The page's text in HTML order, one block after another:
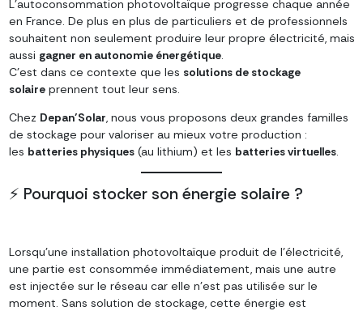
L’autoconsommation photovoltaïque progresse chaque année
en France. De plus en plus de particuliers et de professionnels
souhaitent non seulement produire leur propre électricité, mais
aussi gagner en autonomie énergétique.
C’est dans ce contexte que les solutions de stockage
solaireprennent tout leur sens.
Chez Depan’Solar, nous vous proposons deux grandes familles
de stockage pour valoriser au mieux votre production :
les batteries physiques(au lithium) et les batteries virtuelles.
⚡ Pourquoi stocker son énergie solaire ?
Lorsqu’une installation photovoltaïque produit de l’électricité,
une partie est consommée immédiatement, mais une autre
est injectée sur le réseau car elle n’est pas utilisée sur le
moment. Sans solution de stockage, cette énergie est